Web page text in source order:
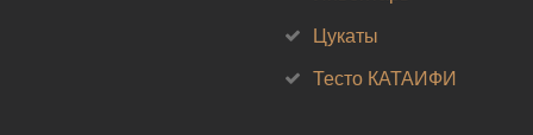
Цукаты
Тесто КАТАИФИ